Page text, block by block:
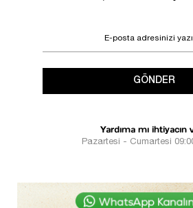
GÖNDER
Yardıma mı ihtiyacın
Pazartesi - Cumartesi